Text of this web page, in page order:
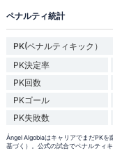
ペナルティ統計
PK(ペナルティキック）
PK決定率
PK回数
PKゴール
PK失敗数
Ángel AlgobiaはキャリアでまだPK
基づく）。公式の試合でペナルティ